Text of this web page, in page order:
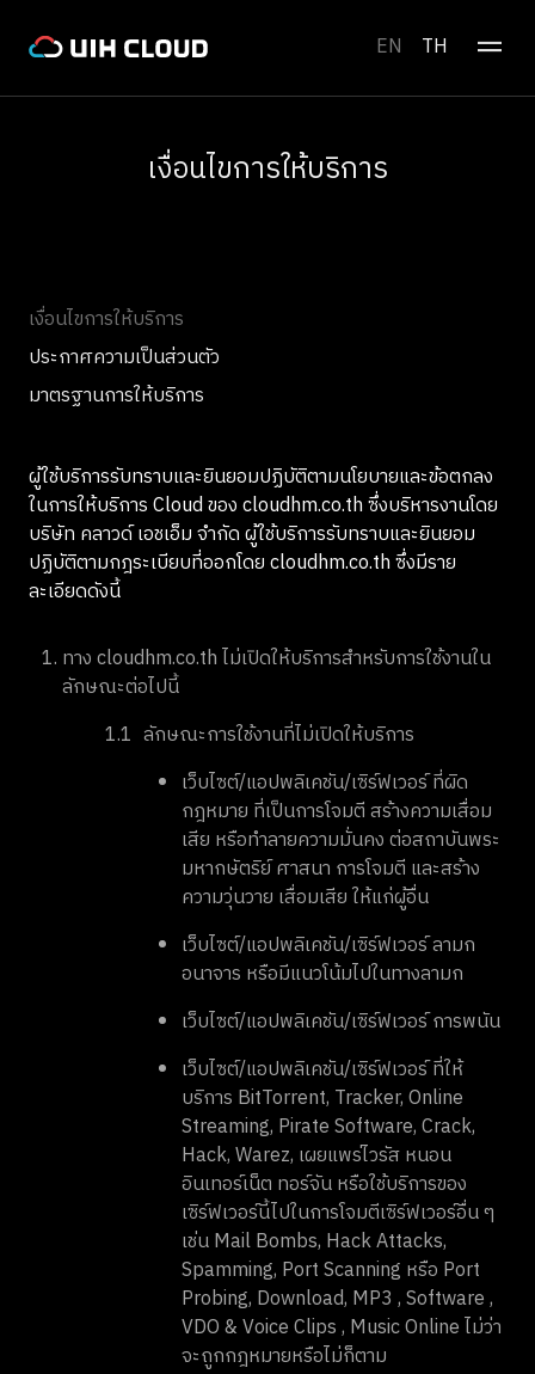
EN TH
เงื่อนไขการให้บริการ
เงื่อนไขการให้บริการ
ประกาศความเป็นส่วนตัว
มาตรฐานการให้บริการ
ผู้ใช้บริการรับทราบและยินยอมปฏิบัติตามนโยบายและข้อตกลง
ในการให้บริการ Cloud ของ cloudhm.co.th ซึ่งบริหารงานโดย
บริษัท คลาวด์ เอชเอ็ม จำกัด ผู้ใช้บริการรับทราบและยินยอม
ปฏิบัติตามกฎระเบียบที่ออกโดย cloudhm.co.th ซึ่งมีราย
ละเอียดดังนี้
ทาง cloudhm.co.th ไม่เปิดให้บริการสำหรับการใช้งานใน
ลักษณะต่อไปนี้
1.1 ลักษณะการใช้งานที่ไม่เปิดให้บริการ
เว็บไซต์/แอปพลิเคชัน/เซิร์ฟเวอร์ ที่ผิด
กฎหมาย ที่เป็นการโจมตี สร้างความเสื่อม
เสีย หรือทำลายความมั่นคง ต่อสถาบันพระ
มหากษัตริย์ ศาสนา การโจมตี และสร้าง
ความวุ่นวาย เสื่อมเสีย ให้แก่ผู้อื่น
เว็บไซต์/แอปพลิเคชัน/เซิร์ฟเวอร์ ลามก
อนาจาร หรือมีแนวโน้มไปในทางลามก
เว็บไซต์/แอปพลิเคชัน/เซิร์ฟเวอร์ การพนัน
เว็บไซต์/แอปพลิเคชัน/เซิร์ฟเวอร์ ที่ให้
บริการ BitTorrent, Tracker, Online
Streaming, Pirate Software, Crack,
Hack, Warez, เผยแพร่ไวรัส หนอน
อินเทอร์เน็ต ทอร์จัน หรือใช้บริการของ
เซิร์ฟเวอร์นี้ไปในการโจมตีเซิร์ฟเวอร์อื่น ๆ
เช่น Mail Bombs, Hack Attacks,
Spamming, Port Scanning หรือ Port
Probing, Download, MP3 , Software ,
VDO & Voice Clips , Music Online ไม่ว่า
จะถูกกฎหมายหรือไม่ก็ตาม